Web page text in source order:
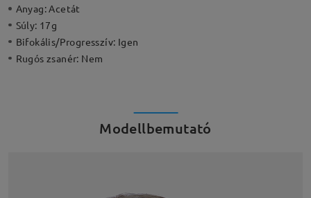
Anyag:Acetát
Súly: 17g
Bifokális/Progresszív: Igen
Rugós zsanér: Nem
Modellbemutató